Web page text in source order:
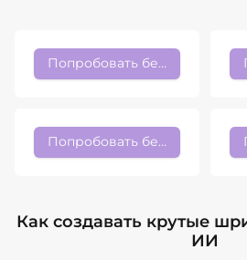
Попробовать бесплатно
Попробовать бесплатно
Как создавать крутые
ИИ